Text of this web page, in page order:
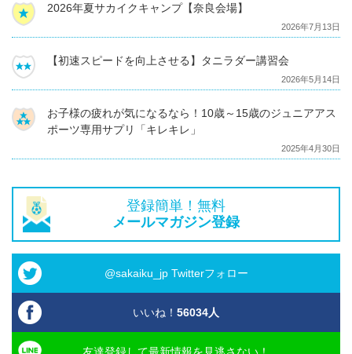
2026年夏サカイクキャンプ【奈良会場】
2026年7月13日
【初速スピードを向上させる】タニラダー講習会
2026年5月14日
お子様の疲れが気になるなら！10歳～15歳のジュニアアス
ポーツ専用サプリ「キレキレ」
2025年4月30日
登録簡単！無料
メールマガジン登録
@sakaiku_jp Twitterフォロー
いいね！ 56034人
友達登録して最新情報を見逃さない！